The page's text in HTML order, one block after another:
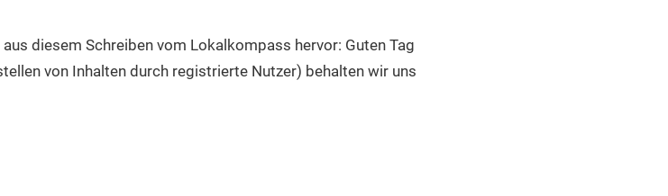
diesem Schreiben vom Lokalkompass hervor: Guten Tag
von Inhalten durch registrierte Nutzer) behalten wir uns